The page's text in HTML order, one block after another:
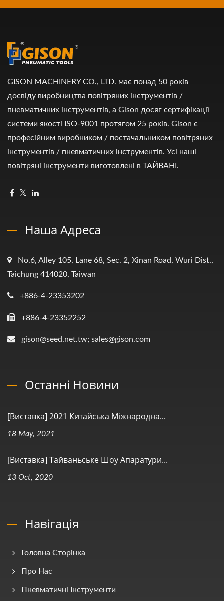
GISON MACHINERY CO., LTD. має понад 50 років
досвіду виробництва повітряних інструментів /
пневматичних інструментів, а Gison досяг сертифікації
системи якості ISO-9001 протягом 25 років. Gison є
професійним виробником / постачальником повітряних
інструментів / пневматичних інструментів. Усі наші
повітряні інструменти виготовлені в ТАЙВАНІ.
Наша Адреса
No.6, Alley 105, Lane 68, Sec. 2, Xinan Road, Wuri Dist.,
Taichung 414020, Taiwan
+886-4-23353202
+886-4-23352252
gison@seed.net.tw; sales@gison.com
Останні Новини
[Виставка] 2021 Китайська Міжнародна...
18 May, 2021
[Виставка] Тайваньське Шоу Апаратури...
13 Oct, 2020
Навігація
Головна Сторінка
Про Нас
Пневматичні Інструменти